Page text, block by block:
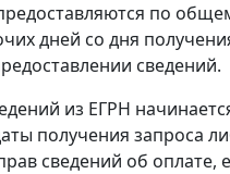
по
дней со дня
сведений.
из ЕГРН
получения запроса
сведений об оплате,